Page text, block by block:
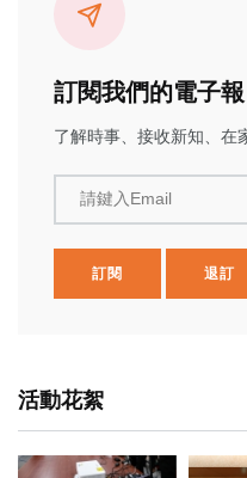
訂閱我們的電子報
了解時事、接收新知、在
請鍵入Email
訂閱 退訂
活動花絮